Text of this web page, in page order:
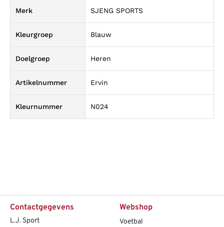
Merk SJENG SPORTS
Kleurgroep Blauw
Doelgroep Heren
Artikelnummer Ervin
Kleurnummer N024
Contactgegevens
L.J. Sport
Webshop
Voetbal